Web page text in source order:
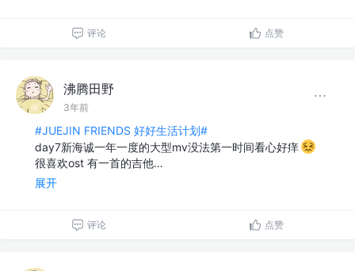
评论 点赞
沸腾田野
3年前
#JUEJIN FRIENDS 好好生活计划#
day7新海诚一年一度的大型mv没法第一时间看心好痒
很喜欢ost 有一首的吉他…
展开
评论 点赞